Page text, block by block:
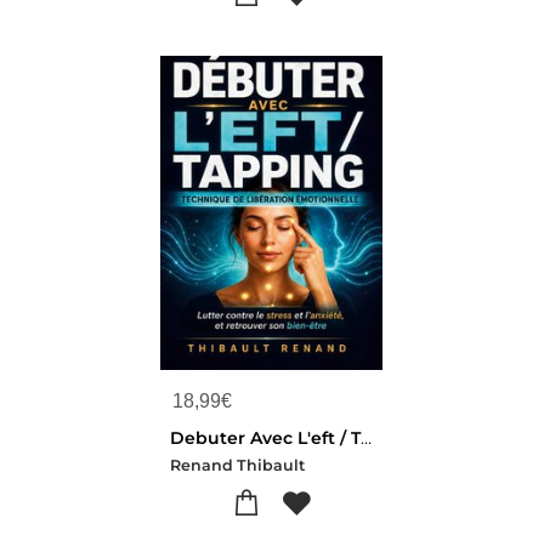
18,99€
Debuter Avec L'eft / Tapping Technique De Liberation Emotionnelle - Lutter Contre Le Stress Et L Anx
Renand Thibault